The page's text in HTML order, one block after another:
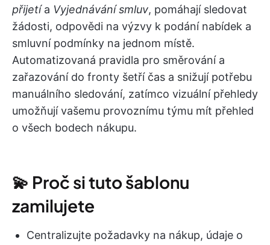
přijetía Vyjednávání smluv, pomáhají sledovat
žádosti, odpovědi na výzvy k podání nabídek a
smluvní podmínky na jednom místě.
Automatizovaná pravidla pro směrování a
zařazování do fronty šetří čas a snižují potřebu
manuálního sledování, zatímco vizuální přehledy
umožňují vašemu provoznímu týmu mít přehled
o všech bodech nákupu.
💫 Proč si tuto šablonu
zamilujete
Centralizujte požadavky na nákup, údaje o